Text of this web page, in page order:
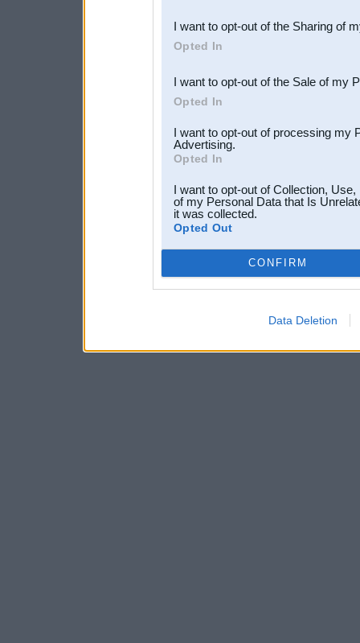
Downstream Participants
third parties.
I want to opt-out of the Sharing of
Opted In
I want to opt-out of the Sale of my
Opted In
I want to opt-out of processing my
Advertising.
Opted In
I want to opt-out of Collection,
of my Personal Data that Is
it was collected.
Opted Out
CONFIRM
Data Deletion